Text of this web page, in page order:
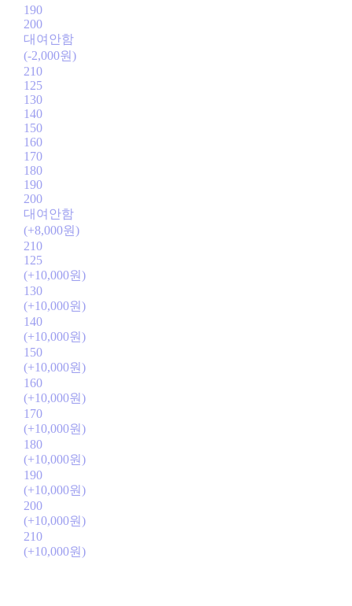
190
200
대여안함
(-2,000원)
210
125
130
140
150
160
170
180
190
200
대여안함
(+8,000원)
210
125
(+10,000원)
130
(+10,000원)
140
(+10,000원)
150
(+10,000원)
160
(+10,000원)
170
(+10,000원)
180
(+10,000원)
190
(+10,000원)
200
(+10,000원)
210
(+10,000원)